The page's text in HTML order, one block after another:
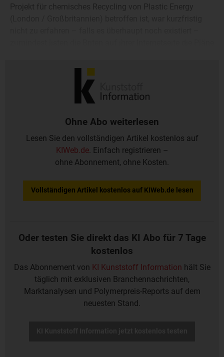
Projekt für chemisches Recycling von Plastic Energy
Ohne Abo weiterlesen
Lesen Sie den vollständigen Artikel kostenlos auf
KIWeb.de. Einfach registrieren –
ohne Abonnement, ohne Kosten.
Vollständigen Artikel kostenlos auf KIWeb.de lesen
Oder testen Sie direkt das KI Abo für 7 Tage
kostenlos
Das Abonnement von KI Kunststoff Information hält Sie
täglich mit exklusiven Branchennachrichten,
Marktanalysen und Polymerpreis-Reports auf dem
neuesten Stand.